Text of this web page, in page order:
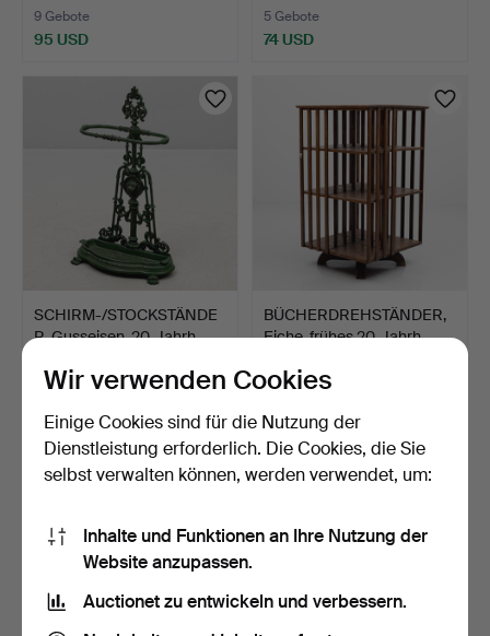
9 Gebote
95 USD
5 Gebote
74 USD
SCHIRM-/STOCKSTÄNDE
R, Gusseisen, 20. Jahrh…
Schätzwert
BÜCHERDREHSTÄNDER,
Eiche, frühes 20. Jahrh…
15 Gebote
Wir verwenden Cookies
Einige Cookies sind für die Nutzung der
Dienstleistung erforderlich. Die Cookies, die Sie
selbst verwalten können, werden verwendet, um:
Inhalte und Funktionen an Ihre Nutzung der
Website anzupassen.
Auctionet zu entwickeln und verbessern.